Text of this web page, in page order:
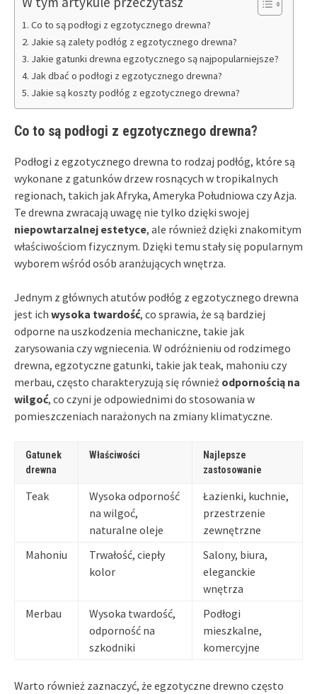
Co to są podłogi z egzotycznego drewna?
Jakie są zalety podłóg z egzotycznego drewna?
Jakie gatunki drewna egzotycznego są najpopularniejsze?
Jak dbać o podłogi z egzotycznego drewna?
Jakie są koszty podłóg z egzotycznego drewna?
Co to są podłogi z egzotycznego drewna?
Podłogi z egzotycznego drewna to rodzaj podłóg, które są
wykonane z gatunków drzew rosnących w tropikalnych
regionach, takich jak Afryka, Ameryka Południowa czy Azja.
Te drewna zwracają uwagę nie tylko dzięki swojej
niepowtarzalnej estetyce, ale również dzięki znakomitym
właściwościom fizycznym. Dzięki temu stały się popularnym
wyborem wśród osób aranżujących wnętrza.
Jednym z głównych atutów podłóg z egzotycznego drewna
jest ich wysoka twardość, co sprawia, że są bardziej
odporne na uszkodzenia mechaniczne, takie jak
zarysowania czy wgniecenia. W odróżnieniu od rodzimego
drewna, egzotyczne gatunki, takie jak teak, mahoniu czy
merbau, często charakteryzują się również odpornością na
wilgoć, co czyni je odpowiednimi do stosowania w
pomieszczeniach narażonych na zmiany klimatyczne.
Gatunek
drewna
Właściwości
Najlepsze
zastosowanie
Teak
Wysoka odporność
na wilgoć,
naturalne oleje
Łazienki, kuchnie,
przestrzenie
zewnętrzne
Mahoniu
Trwałość, ciepły
kolor
Salony, biura,
eleganckie
wnętrza
Merbau
Wysoka twardość,
odporność na
szkodniki
Podłogi
mieszkalne,
komercyjne
Warto również zaznaczyć, że egzotyczne drewno często